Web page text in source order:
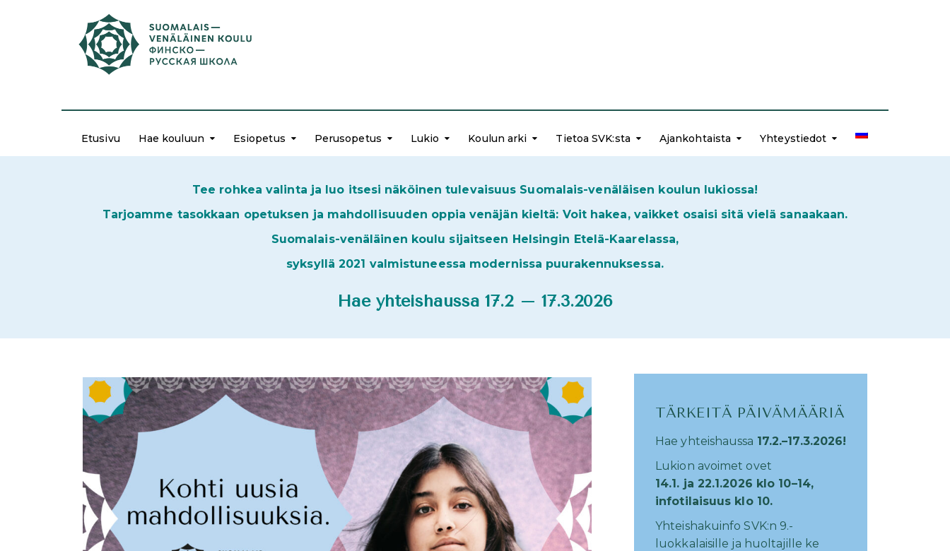
Etusivu Hae kouluun Esiopetus Perusopetus Lukio Koulun arki Tietoa SVK:sta Ajankohtaista Yhteystiedot
Tee rohkea valinta ja luo itsesi näköinen tulevaisuus Suomalais-venäläisen koulun lukiossa!
Tarjoamme tasokkaan opetuksen ja mahdollisuuden oppia venäjän kieltä: Voit hakea, vaikket osaisi sitä vielä sanaakaan.
Suomalais-venäläinen koulu sijaitseen Helsingin Etelä-Kaarelassa,
syksyllä 2021 valmistuneessa modernissa puurakennuksessa.
Hae yhteishaussa 17.2 – 17.3.2026
TÄRKEITÄ PÄIVÄMÄÄRIÄ
Hae yhteishaussa 17.2.–17.3.2026!
Lukion avoimet ovet
14.1. ja 22.1.2026 klo 10–14,
infotilaisuus klo 10.
Yhteishakuinfo SVK:n 9.-
luokkalaisille ja huoltajille ke